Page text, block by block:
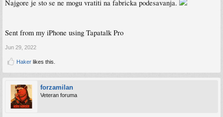
Najgore je sto se ne mogu vratiti na fabricka podesavanja.
Sent from my iPhone using Tapatalk Pro
Jun 29, 2022
Haker likes this.
forzamilan
Veteran foruma